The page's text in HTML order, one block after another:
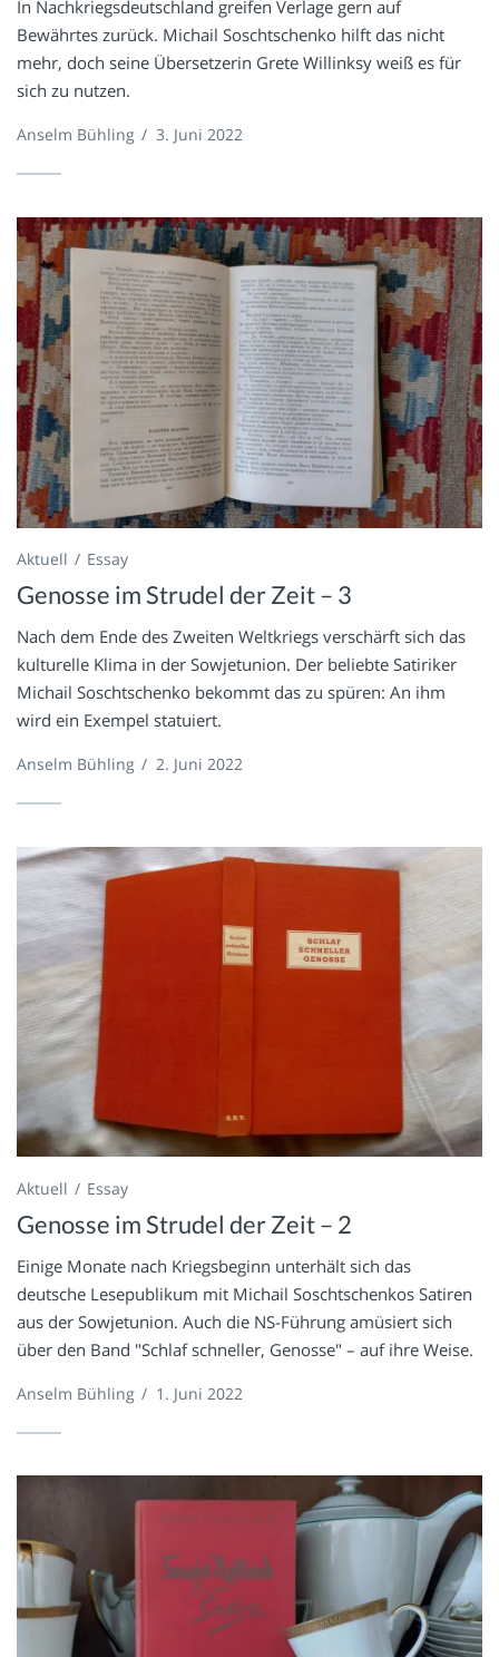
In Nachkriegsdeutschland greifen Verlage gern auf
Bewährtes zurück. Michail Soschtschenko hilft das nicht
mehr, doch seine Übersetzerin Grete Willinksy weiß es für
sich zu nutzen.
Anselm Bühling / 3. Juni 2022
Aktuell Essay
Genosse im Strudel der Zeit – 3
Nach dem Ende des Zweiten Weltkriegs verschärft sich das
kulturelle Klima in der Sowjetunion. Der beliebte Satiriker
Michail Soschtschenko bekommt das zu spüren: An ihm
wird ein Exempel statuiert.
Anselm Bühling / 2. Juni 2022
Aktuell Essay
Genosse im Strudel der Zeit – 2
Einige Monate nach Kriegsbeginn unterhält sich das
deutsche Lesepublikum mit Michail Soschtschenkos Satiren
aus der Sowjetunion. Auch die NS-Führung amüsiert sich
über den Band "Schlaf schneller, Genosse" – auf ihre Weise.
Anselm Bühling / 1. Juni 2022